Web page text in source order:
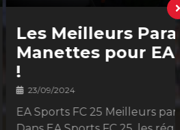
Paramètres
EA Sports FC 25
paramètres manette !